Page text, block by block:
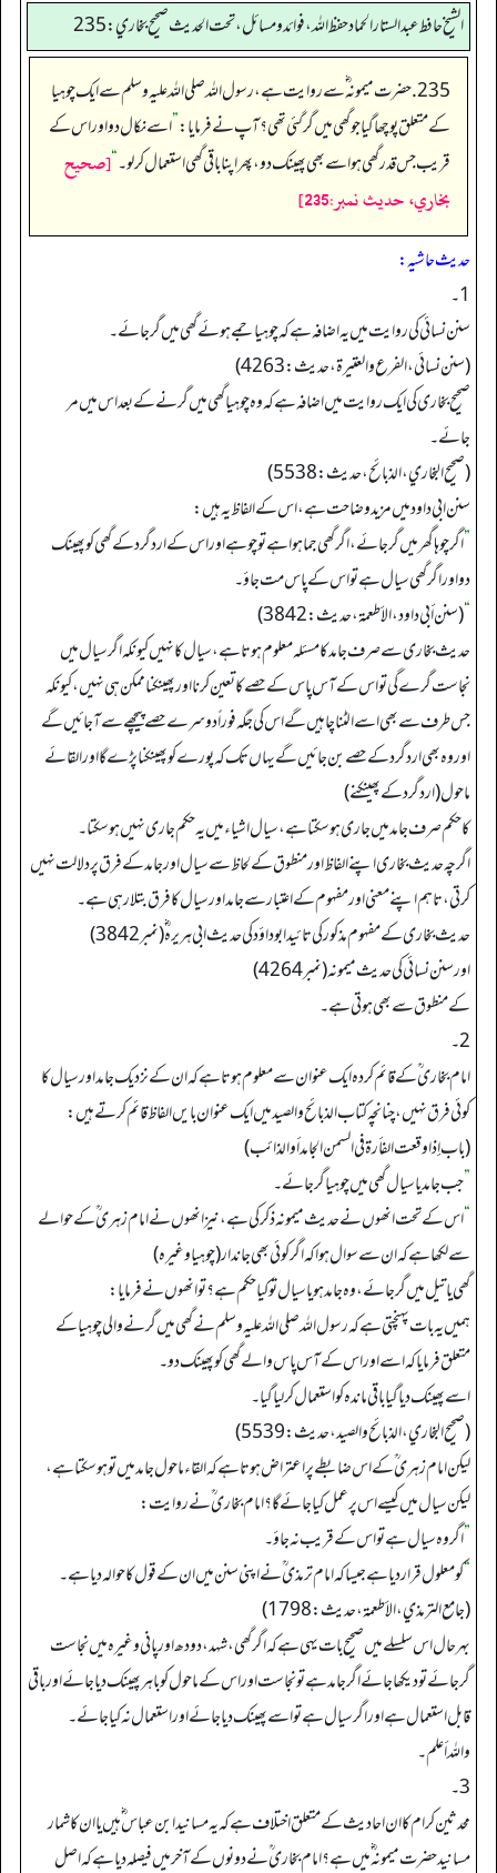
الشيخ حافط عبدالستار الحماد حفظ الله، فوائد و مسائل، تحت الحديث صحيح بخاري:235
235. حضرت میمونہ‬ ؓ س‬ے روایت ہے، رسول اللہ صلی اللہ علیہ وسلم سے ایک چوہیا
کے متعلق پوچھا گیا جو گھی میں گر گئی تھی؟ آپ نے فرمایا:”اسے نکال دو اور اس کے
قریب جس قدر گھی ہو اسے بھی پھینک دو، پھر اپنا باقی گھی استعمال کر لو۔“[صحيح
بخاري، حديث نمبر:235]
حدیث حاشیہ:
1۔
سنن نسائی کی روایت میں یہ اضافہ ہے کہ چوہیا جمے ہوئے گھی میں گرجائے۔
(سنن نسائي، الفرع والعتیرة، حديث: 4263)
صحیح بخاری کی ایک روایت میں اضافہ ہے کہ وہ چوہیا گھی میں گرنے کے بعد اس میں مر
جائے۔
(صحیح البخاري، الذبائح، حدیث: 5538)
سنن ابی داود میں مزید وضاحت ہے، اس کے الفاظ یہ ہیں:
”اگرچوہا گھر میں گرجائے، اگرگھی جما ہوا ہے تو چوہے اور اس کے اردگرد کے گھی کو پھینک
دواور اگرگھی سیال ہے تو اس کے پاس مت جاؤ۔
“(سنن أبي داود، الأطعمة، حدیث: 3842)
حدیث بخاری سے صرف جامد کا مسئلہ معلوم ہوتا ہے، سیال کا نہیں کیونکہ اگر سیال میں
نجاست گرے گی تو اس کے آس پاس کے حصے کا تعین کرنا اور پھینکنا ممکن ہی نہیں، کیونکہ
جس طرف سے بھی اسے الٹنا چاہیں گے اس کی جگہ فوراً دوسرے حصے پیچھے سے آجائیں گے
اور وہ بھی اردگرد کے حصے بن جائیں گے یہاں تک کہ پورے کو پھینکنا پڑے گا اور القائے
ماحول (اردگرد کے پھینکنے)
کا حکم صرف جامد میں جاری ہو سکتا ہے، سیال اشیاء میں یہ حکم جاری نہیں ہوسکتا۔
اگرچہ حدیث بخاری اپنے الفاظ اور منطوق کے لحاظ سے سیال اور جامد کے فرق پر دلالت نہیں
کرتی، تاہم اپنے معنی اور مفہوم کے اعتبار سے جامد اور سیال کا فرق بتلارہی ہے۔
حدیث بخاری کے مفہوم مذکور کی تائید ابوداؤد کی حدیث ابی ہریرہ ؓ (نمبر3842)
اور سنن نسائی کی حدیث میمونہ (نمبر 4264)
کے منطوق سے بھی ہوتی ہے۔
2۔
امام بخاری ؒ کے قائم کردہ ایک عنوان سے معلوم ہوتا ہے کہ ان کے نزدیک جامد اورسیال کا
کوئی فرق نہیں، چنانچہ کتاب الذبائح والصید میں ایک عنوان بایں الفاظ قائم کرتے ہیں:
(باب إذا وقعت الفأرة في السمن الجامد أو الذائب)
”جب جامد یا سیال گھی میں چوہیا گرجائے۔
“اس کے تحت انھوں نے حدیث میمونہ ذکر کی ہے، نیز انھوں نے امام زہری ؒ کے حوالے
سے لکھا ہے کہ ان سے سوال ہواکہ اگر کوئی بھی جاندار(چوہیا وغیرہ)
گھی یاتیل میں گرجائے، وہ جامد ہو یا سیال تو کیا حکم ہے؟ تو انھوں نے فرمایا:
ہمیں یہ بات پہنچتی ہے کہ رسول اللہ صلی اللہ علیہ وسلم نے گھی میں گرنے والی چوہیا کے
متعلق فرمایا کہ اسے اور اس کے آس پاس والے گھی کو پھینک دو۔
اسے پھینک دیا گیا باقی ماندہ کو استعمال کرلیا گیا۔
(صحیح البخاري، الذبائح والصید، حدیث: 5539)
لیکن امام زہری ؒ کے اس ضابطے پر اعتراض ہوتا ہے کہ القاء ماحول جامد میں تو ہوسکتا ہے،
لیکن سیال میں کیسے اس پر عمل کیا جائے گا؟ امام بخاری ؒ نے روایت:
”اگر وہ سیال ہے تو اس کے قریب نہ جاؤ۔
“کو معلول قراردیا ہے جیسا کہ امام ترمذی ؒ نے اپنی سنن میں ان کے قول کا حوالہ دیا ہے۔
(جامع الترمذي، الأطعمة، حدیث: 1798)
بہرحال اس سلسلے میں صحیح بات یہی ہے کہ ا گرگھی، شہد، دودھ اور پانی وغیرہ میں نجاست
گرجائے تو دیکھا جائے اگرجامد ہے تونجاست اور اس کے ماحول کو باہر پھینک دیا جائے اور باقی
قابل استعمال ہے اور اگرسیال ہے تو اسے پھینک دیا جائے اور استعمال نہ کیاجائے۔
واللہ أعلم۔
3۔
محدثین کرام کا ان احادیث کے متعلق اختلاف ہے کہ یہ مسانید ابن عباس ؓ ہیں یا ان کا شمار
مسانید حضرت میمونہ ؓ میں ہے؟ امام بخاری ؒ نے دونوں کے آخر میں فیصلہ دیا ہے کہ اصل